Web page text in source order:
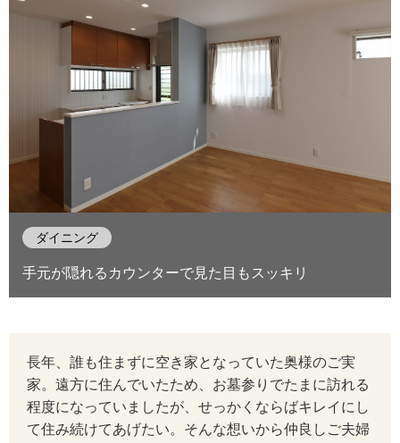
ダイニング
手元が隠れるカウンターで見た目もスッキリ
長年、誰も住まずに空き家となっていた奥様のご実
家。遠方に住んでいたため、お墓参りでたまに訪れる
程度になっていましたが、せっかくならばキレイにし
て住み続けてあげたい。そんな想いから仲良しご夫婦